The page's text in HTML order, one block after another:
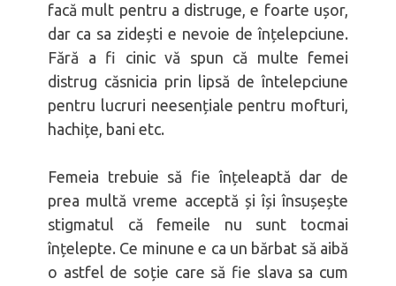
facă mult pentru a distruge, e foarte ușor,
dar ca sa zidești e nevoie de înțelepciune.
Fără a fi cinic vă spun că multe femei
distrug căsnicia prin lipsă de întelepciune
pentru lucruri neesențiale pentru mofturi,
hachițe, bani etc.
Femeia trebuie să fie înțeleaptă dar de
prea multă vreme acceptă și își însușește
stigmatul că femeile nu sunt tocmai
înțelepte. Ce minune e ca un bărbat să aibă
o astfel de soție care să fie slava sa cum